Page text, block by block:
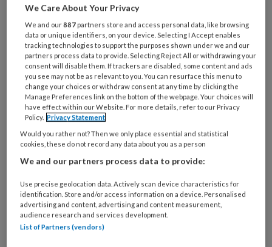
Antonius) en collega’s de bevindingen van de
DutchAMR-studie, waarin twee
behandelstrategieën bij asymptomatische
patiënten met ernstige mitralisklepinsufficiëntie
werden vergeleken: active surveillance versus
early surgery. Steven Chamuleau en Rosemarijn
Jansen licht in deze video de challenges van deze
studie toe en wat deze bevindingen betekenen
voor de behandeling van deze patiëntengroep.
4 SEPTEMBER 2025 ONDERZOEK
We Care About Your Privacy
We and our887 partners store and access personal data, like browsing
data or unique identifiers, on your device. Selecting I Accept enables
tracking technologies to support the purposes shown under we and our
partners process data to provide. Selecting Reject All or withdrawing your
consent will disable them. If trackers are disabled, some content and ads
you see may not be as relevant to you. You can resurface this menu to
change your choices or withdraw consent at any time by clicking the
Manage Preferences link on the bottom of the webpage. Your choices will
have effect within our Website. For more details, refer to our Privacy
Policy. Privacy Statement
Would you rather not? Then we only place essential and statistical
cookies, these do not record any data about you as a person
We and our partners process data to provide:
Use precise geolocation data. Actively scan device characteristics for
identification. Store and/or access information on a device. Personalised
advertising and content, advertising and content measurement,
audience research and services development.
List of Partners (vendors)